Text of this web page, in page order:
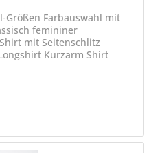
Größen Farbauswahl mit
femininer
mit Seitenschlitz
Kurzarm Shirt